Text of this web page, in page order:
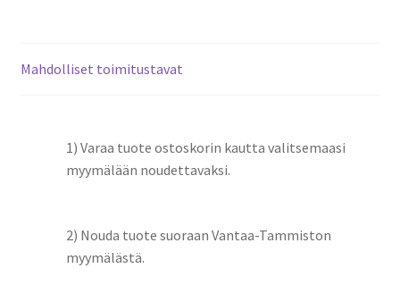
Mahdolliset toimitustavat
1) Varaa tuote ostoskorin kautta valitsemaasi
myymälään noudettavaksi.
2) Nouda tuote suoraan Vantaa-Tammiston
myymälästä.